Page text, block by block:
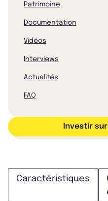
Patrimoine
Documentation
Vidéos
Interviews
Actualités
FAQ
Investir
Caractéristiques